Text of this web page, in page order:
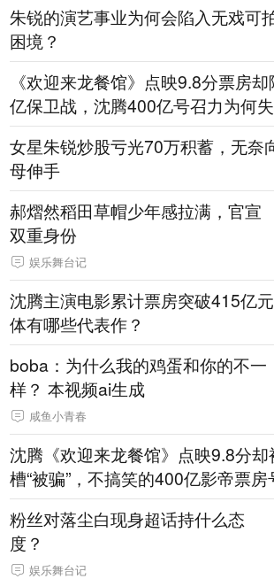
朱锐的演艺事业为何会陷入无戏可
困境？
《欢迎来龙餐馆》点映9.8分票房
亿保卫战，沈腾400亿号召力为何
女星朱锐炒股亏光70万积蓄，无奈
母伸手
郝熠然稻田草帽少年感拉满，官宣
双重身份
娱乐舞台记
沈腾主演电影累计票房突破415亿
体有哪些代表作？
boba：为什么我的鸡蛋和你的不一
样？ 本视频ai生成
咸鱼小青春
沈腾《欢迎来龙餐馆》点映9.8分却
槽“被骗”，不搞笑的400亿影帝票房
力还灵吗？
粉丝对落尘白现身超话持什么态
度？
娱乐舞台记